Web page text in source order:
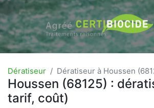
Dératiseur Dératiseur à Houssen
Houssen (68125) :
tarif, coût)